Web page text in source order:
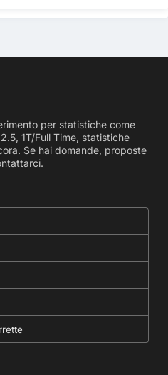
per statistiche come
1T/Full Time, statistiche
Se hai domande, proposte